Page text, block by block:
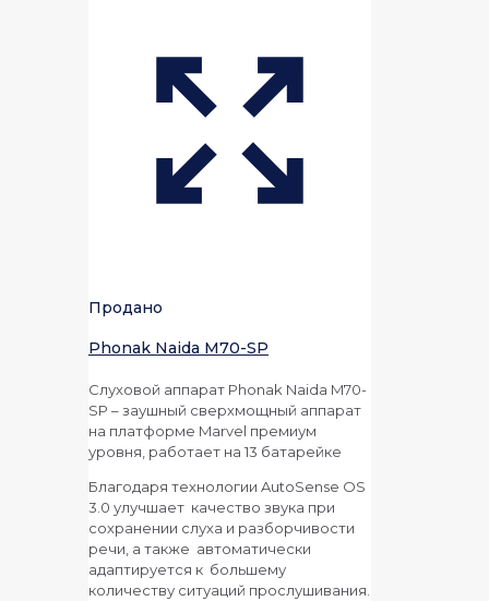
Продано
Phonak Naida M70-SP
Слуховой аппарат Phonak Naida M70-
SP – заушный сверхмощный аппарат
на платформе Marvel премиум
уровня, работает на 13 батарейке
Благодаря технологии AutoSense OS
3.0 улучшает качество звука при
сохранении слуха и разборчивости
речи, а также автоматически
адаптируется к большему
количеству ситуаций прослушивания.